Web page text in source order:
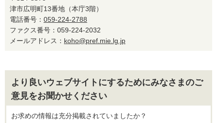
津市広明町13番地（本庁3階）
電話番号： 059-224-2788
ファクス番号：059-224-2032
メールアドレス： koho@pref.mie.lg.jp
より良いウェブサイトにするためにみなさまのご
意見をお聞かせください
お求めの情報は充分掲載されていましたか？